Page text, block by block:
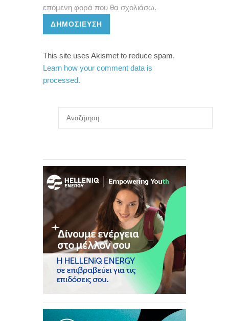
επόμενη φορά που θα σχολιάσω.
ΔΗΜΟΣΊΕΥΣΗ
This site uses Akismet to reduce spam.
Learn how your comment data is
processed.